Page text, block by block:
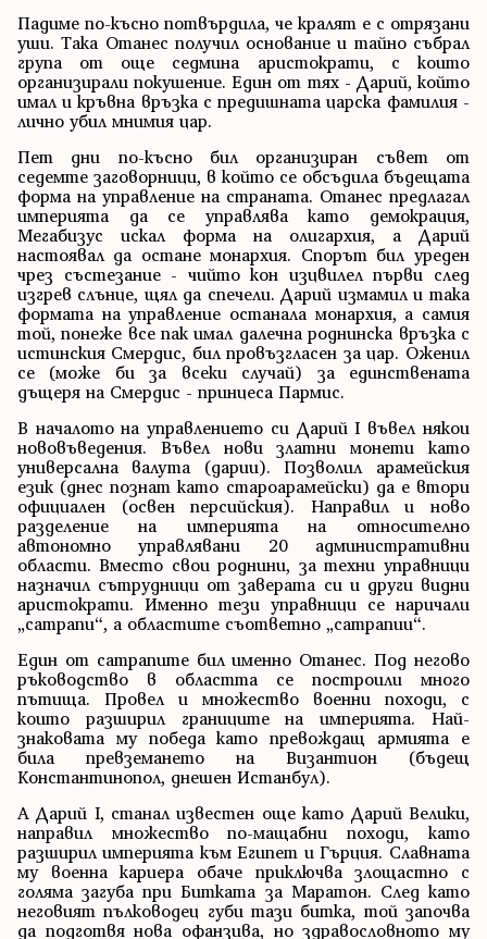
Падиме по-късно потвърдила, че кралят е с отрязани
уши. Така Отанес получил основание и тайно събрал
група от още седмина аристократи, с които
организирали покушение. Един от тях - Дарий, който
имал и кръвна връзка с предишната царска фамилия -
лично убил мнимия цар.
Пет дни по-късно бил организиран съвет от
седемте заговорници, в който се обсъдила бъдещата
форма на управление на страната. Отанес предлагал
империята да се управлява като демокрация,
Мегабизус искал форма на олигархия, а Дарий
настоявал да остане монархия. Спорът бил уреден
чрез състезание - чийто кон изцвилел първи след
изгрев слънце, щял да спечели. Дарий измамил и така
формата на управление останала монархия, а самия
той, понеже все пак имал далечна роднинска връзка с
истинския Смердис, бил провъзгласен за цар. Оженил
се (може би за всеки случай) за единствената
дъщеря на Смердис - принцеса Пармис.
В началото на управлението си Дарий I въвел някои
нововъведения. Въвел нови златни монети като
универсална валута (дарии). Позволил арамейския
език (днес познат като староарамейски) да е втори
официален (освен персийския). Направил и ново
разделение на империята на относително
автономно управлявани 20 административни
области. Вместо свои роднини, за техни управници
назначил сътрудници от заверата си и други видни
аристократи. Именно тези управници се наричали
„сатрапи“, а областите съответно „сатрапии“.
Един от сатрапите бил именно Отанес. Под негово
ръководство в областта се построили много
пътища. Провел и множество военни походи, с
които разширил границите на империята. Най-
знаковата му победа като превождащ армията е
била превземането на Византион (бъдещ
Константинопол, днешен Истанбул).
А Дарий I, станал известен още като Дарий Велики,
направил множество по-мащабни походи, като
разширил империята към Египет и Гърция. Славната
му военна кариера обаче приключва злощастно с
голяма загуба при Битката за Маратон. След като
неговият пълководец губи тази битка, той започва
да подготвя нова офанзива, но здравословното му